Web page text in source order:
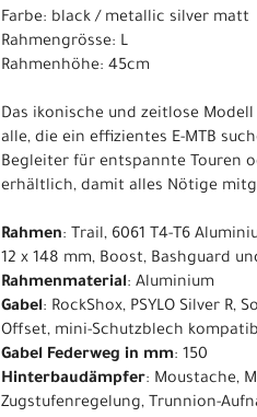
Farbe: black / metallic silver matt
Rahmengrösse: L
Rahmenhöhe: 45cm
Das ikonische und zeitlose
alle, die ein effizientes E-MTB
Begleiter für entspannte Touren
erhältlich, damit alles Nötige
Rahmen: Trail, 6061 T4-T6
12 x 148 mm, Boost, Bashguard
Rahmenmaterial: Aluminium
Gabel: RockShox, PSYLO Silver
Offset, mini-Schutzblech
Gabel Federweg in mm: 150
Hinterbaudämpfer: Moustache,
Zugstufenregelung, Trunnion-